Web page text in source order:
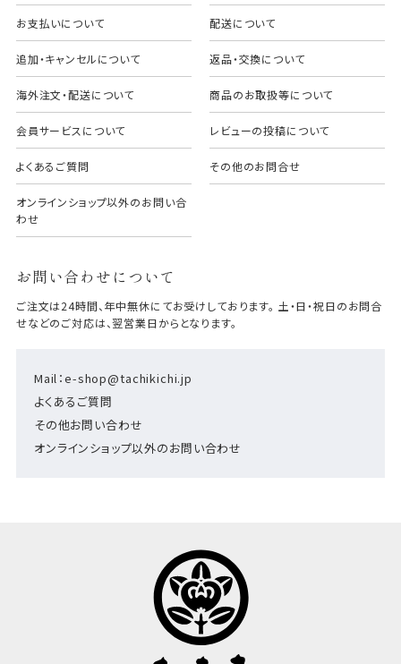
お支払いについて 配送について
追加・キャンセルについて 返品・交換について
海外注文・配送について 商品のお取扱等について
会員サービスについて レビューの投稿について
よくあるご質問 その他のお問合せ
オンラインショップ以外のお問い合
わせ
お問い合わせについて
Mail：e-shop@tachikichi.jp
よくあるご質問
その他お問い合わせ
オンラインショップ以外のお問い合わせ
ご注文は24時間、年中無休にてお受けしております。 土・日・祝日のお問合
せなどのご対応は、翌営業日からとなります。